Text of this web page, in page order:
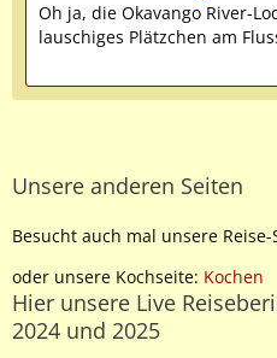
Oh ja, die Okavango River-
lauschiges Plätzchen am
Unsere anderen Seiten
Besucht auch mal unsere Reise-
oder unsere Kochseite: Kochen
Hier unsere Live
2024 und 2025